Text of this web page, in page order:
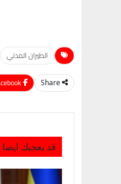
الطيران المدني
Share
قد يعجبك ايضا